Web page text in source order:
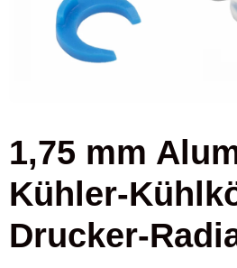
1,75 mm
Kühler-
Drucker-